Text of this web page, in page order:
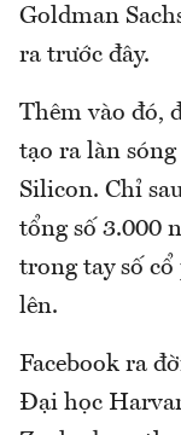
Goldman
ra trước đây.
Thêm vào đó,
tạo ra làn
Silicon. Chỉ
tổng số 3.000
trong tay số
lên.
Facebook ra
Đại học